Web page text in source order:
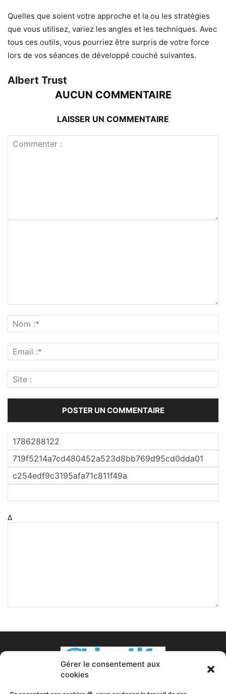
Quelles que soient votre approche et la ou les stratégies
que vous utilisez, variez les angles et les techniques. Avec
tous ces outils, vous pourriez être surpris de votre force
lors de vos séances de développé couché suivantes.
Albert Trust
AUCUN COMMENTAIRE
LAISSER UN COMMENTAIRE
Δ
Gérer le consentement aux
cookies